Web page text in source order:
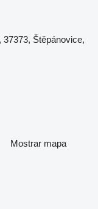
Štěpánovice,
Mostrar mapa